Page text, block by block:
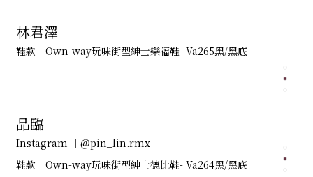
林君澤
鞋款｜Own-way玩味街型紳士樂福鞋- Va265黑/黑底
品臨
Instagram ｜@pin_lin.rmx
鞋款｜Own-way玩味街型紳士德比鞋- Va264黑/黑底